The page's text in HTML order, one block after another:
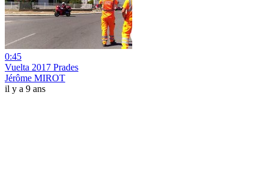
0:45
Vuelta 2017 Prades
Jérôme MIROT
il y a 9 ans